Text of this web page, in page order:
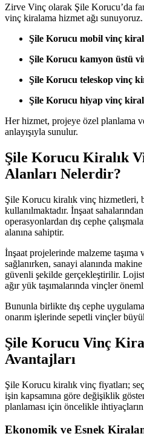
Zirve Vinç olarak Şile Korucu’da
vinç kiralama hizmet ağı sunuyoruz.
Şile Korucu mobil vinç
Şile Korucu kamyon üstü
Şile Korucu teleskop vinç
Şile Korucu hiyap vinç
Her hizmet, projeye özel planlama
anlayışıyla sunulur.
Şile Korucu Kiralık
Alanları Nelerdir?
Şile Korucu kiralık vinç hizmetleri,
kullanılmaktadır. İnşaat
operasyonlardan dış cephe
alanına sahiptir.
İnşaat projelerinde malzeme
sağlanırken, sanayi alanında
güvenli şekilde gerçekleştirilir.
ağır yük taşımalarında vinçler
Bununla birlikte dış cephe
onarım işlerinde sepetli vinçler
Şile Korucu Vinç
Avantajları
Şile Korucu kiralık vinç fiyatları;
işin kapsamına göre değişiklik
planlaması için öncelikle
Ekonomik ve Esnek